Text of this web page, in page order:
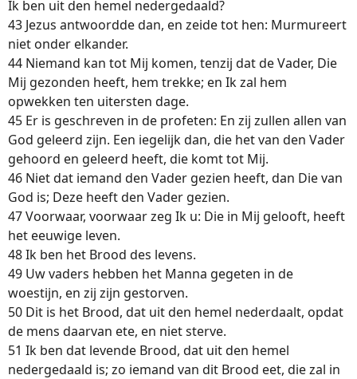
Ik ben uit den hemel nedergedaald?
43 Jezus antwoordde dan, en zeide tot hen: Murmureert
niet onder elkander.
44 Niemand kan tot Mij komen, tenzij dat de Vader, Die
Mij gezonden heeft, hem trekke; en Ik zal hem
opwekken ten uitersten dage.
45 Er is geschreven in de profeten: En zij zullen allen van
God geleerd zijn. Een iegelijk dan, die het van den Vader
gehoord en geleerd heeft, die komt tot Mij.
46 Niet dat iemand den Vader gezien heeft, dan Die van
God is; Deze heeft den Vader gezien.
47 Voorwaar, voorwaar zeg Ik u: Die in Mij gelooft, heeft
het eeuwige leven.
48 Ik ben het Brood des levens.
49 Uw vaders hebben het Manna gegeten in de
woestijn, en zij zijn gestorven.
50 Dit is het Brood, dat uit den hemel nederdaalt, opdat
de mens daarvan ete, en niet sterve.
51 Ik ben dat levende Brood, dat uit den hemel
nedergedaald is; zo iemand van dit Brood eet, die zal in